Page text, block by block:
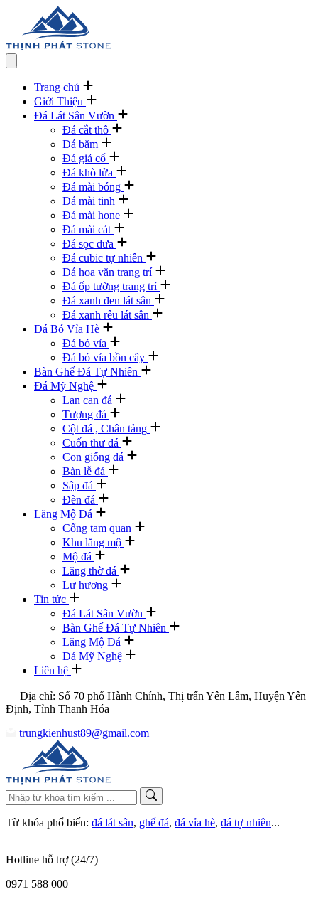
Trang chủ
Giới Thiệu
Đá Lát Sân Vườn
Đá cắt thô
Đá băm
Đá giả cổ
Đá khò lửa
Đá mài bóng
Đá mài tinh
Đá mài hone
Đá mài cát
Đá sọc dưa
Đá cubic tự nhiên
Đá hoa văn trang trí
Đá ốp tường trang trí
Đá xanh đen lát sân
Đá xanh rêu lát sân
Đá Bó Vỉa Hè
Đá bó vỉa
Đá bó vỉa bồn cây
Bàn Ghế Đá Tự Nhiên
Đá Mỹ Nghệ
Lan can đá
Tượng đá
Cột đá , Chân tảng
Cuốn thư đá
Con giống đá
Bàn lễ đá
Sập đá
Đèn đá
Lăng Mộ Đá
Cổng tam quan
Khu lăng mộ
Mộ đá
Lăng thờ đá
Lư hương
Tin tức
Đá Lát Sân Vườn
Bàn Ghế Đá Tự Nhiên
Lăng Mộ Đá
Đá Mỹ Nghệ
Liên hệ
Địa chỉ: Số 70 phố Hành Chính, Thị trấn Yên Lâm, Huyện Yên
Định, Tỉnh Thanh Hóa
trungkienhust89@gmail.com
Từ khóa phổ biến: đá lát sân, ghế đá, đá vỉa hè, đá tự nhiên...
Hotline hỗ trợ (24/7)
0971 588 000